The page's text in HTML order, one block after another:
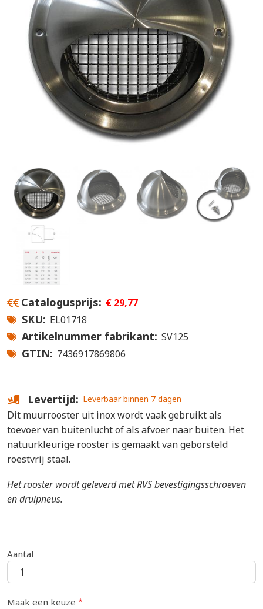
Catalogusprijs € 29,77
SKU EL01718
Artikelnummer fabrikant SV125
GTIN 7436917869806
Levertijd Leverbaar binnen 7 dagen
Dit muurrooster uit inox wordt vaak gebruikt als
toevoer van buitenlucht of als afvoer naar buiten. Het
natuurkleurige rooster is gemaakt van geborsteld
roestvrij staal.
Het rooster wordt geleverd met RVS bevestigingsschroeven
en druipneus.
Aantal
Maak een keuze